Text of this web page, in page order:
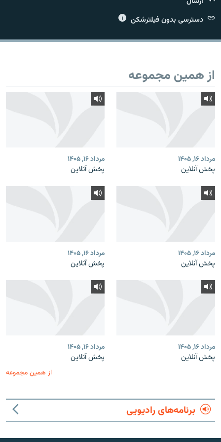
دسترسی بدون فیلترشکن
از همین مجموعه
مرداد ۱۶, ۱۴۰۵
پخش آنلاین
مرداد ۱۶, ۱۴۰۵
پخش آنلاین
مرداد ۱۶, ۱۴۰۵
پخش آنلاین
مرداد ۱۶, ۱۴۰۵
پخش آنلاین
مرداد ۱۶, ۱۴۰۵
پخش آنلاین
مرداد ۱۶, ۱۴۰۵
پخش آنلاین
از همین مجموعه
برنامه‌های رادیویی